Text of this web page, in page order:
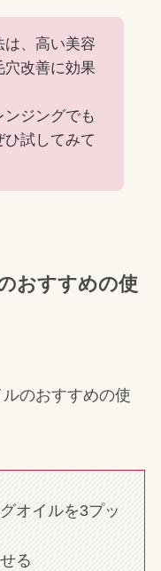
は、高い美容
穴改善に効果
ジングでも
試してみて
おすすめの使
のおすすめの使
オイルを3プッ
る